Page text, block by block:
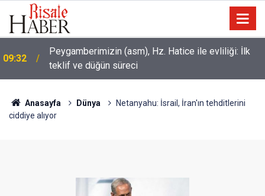
09:32
Peygamberimizin (asm), Hz. Hatice ile evliliği: İlk
teklif ve düğün süreci
Anasayfa Dünya
Netanyahu: İsrail, İran'ın tehditlerini
ciddiye alıyor